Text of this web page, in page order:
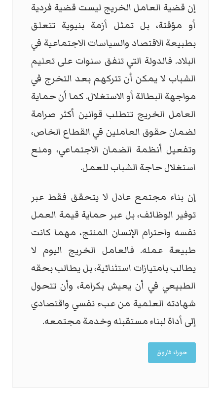
إن قضية العامل الخريج ليست قضية فردية
أو مؤقتة، بل تمثل أزمة بنيوية تتعلق
بطبيعة الاقتصاد والسياسات الاجتماعية في
البلاد. فالدولة التي تنفق سنوات على تعليم
الشباب لا يمكن أن تتركهم بعد التخرج في
مواجهة البطالة أو الاستغلال. كما أن حماية
العامل الخريج تتطلب قوانين أكثر صرامة
لضمان حقوق العاملين في القطاع الخاص،
وتفعيل أنظمة الضمان الاجتماعي، ومنع
استغلال حاجة الشباب للعمل.
إن بناء مجتمع عادل لا يتحقق فقط عبر
توفير الوظائف، بل عبر حماية قيمة العمل
نفسه واحترام الإنسان المنتج، مهما كانت
طبيعة عمله. فالعامل الخريج اليوم لا
يطالب بامتيازات استثنائية، بل يطالب بحقه
الطبيعي في أن يعيش بكرامة، وأن تتحول
شهادته العلمية من عبء نفسي واقتصادي
إلى أداة لبناء مستقبله وخدمة مجتمعه.
حوراء فاروق